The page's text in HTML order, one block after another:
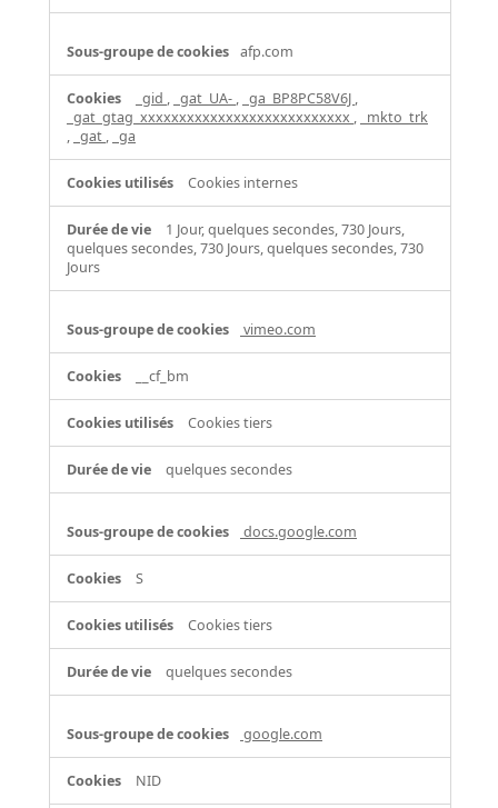
afp.com
_gid , _gat_UA- , _ga_BP8PC58V6J ,
_gat_gtag_xxxxxxxxxxxxxxxxxxxxxxxxxxx , _mkto_trk
, _gat , _ga
Cookies internes
1 Jour, quelques secondes, 730 Jours,
quelques secondes, 730 Jours, quelques secondes, 730
Jours
vimeo.com
__cf_bm
Cookies tiers
quelques secondes
docs.google.com
S
Cookies tiers
quelques secondes
google.com
NID